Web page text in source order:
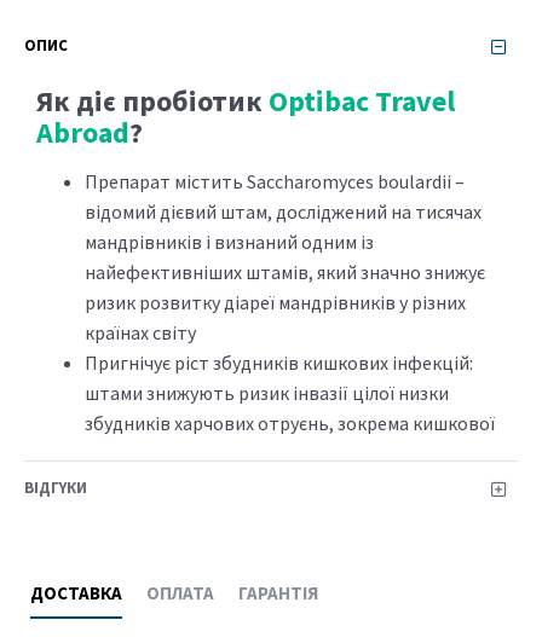
ДОСТАВКА ОПЛАТА ГАРАНТІЯ
ОПИС
Як діє пробіотикOptibac Travel
Abroad?
Препарат містить Saccharomyces boulardii –
відомий дієвий штам, досліджений на тисячах
мандрівників і визнаний одним із
найефективніших штамів, який значно знижує
ризик розвитку діареї мандрівників у різних
країнах світу
Пригнічує ріст збудників кишкових інфекцій:
штами знижують ризик інвазії цілої низки
збудників харчових отруєнь, зокрема кишкової
Загальна підтримка мікрофлори кишківника та
Можна приймати разом з ліками для поїздок за
ВІДГYКИ